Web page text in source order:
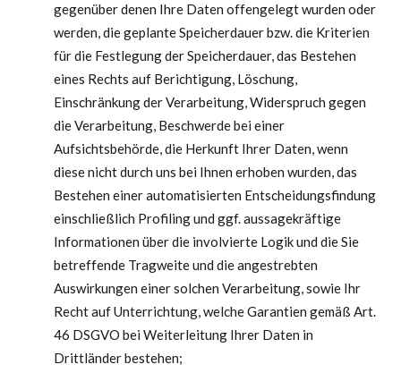
gegenüber denen Ihre Daten offengelegt wurden oder
werden, die geplante Speicherdauer bzw. die Kriterien
für die Festlegung der Speicherdauer, das Bestehen
eines Rechts auf Berichtigung, Löschung,
Einschränkung der Verarbeitung, Widerspruch gegen
die Verarbeitung, Beschwerde bei einer
Aufsichtsbehörde, die Herkunft Ihrer Daten, wenn
diese nicht durch uns bei Ihnen erhoben wurden, das
Bestehen einer automatisierten Entscheidungsfindung
einschließlich Profiling und ggf. aussagekräftige
Informationen über die involvierte Logik und die Sie
betreffende Tragweite und die angestrebten
Auswirkungen einer solchen Verarbeitung, sowie Ihr
Recht auf Unterrichtung, welche Garantien gemäß Art.
46 DSGVO bei Weiterleitung Ihrer Daten in
Drittländer bestehen;